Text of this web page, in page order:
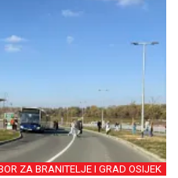
ZA BRANITELJE I GRAD OSIJEK